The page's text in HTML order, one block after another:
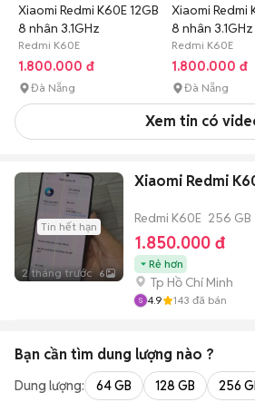
Xiaomi Redmi K60E 12GB
8 nhân 3.1GHz
Redmi K60E
1.800.000 đ
Đà Nẵng
Xiaomi Redmi
8 nhân 3.1GHz
Redmi K60E
1.800.000 đ
Đà Nẵng
Xem tin có
Tin hết hạn
2 tháng trước 6
Xiaomi Redmi
Redmi K60E 256 GB
1.850.000 đ
Rẻ hơn
Tp Hồ Chí Minh
4.9 143 đã bán
Bạn cần tìm dung lượng nào ?
Dung lượng: 64 GB 128 GB 256